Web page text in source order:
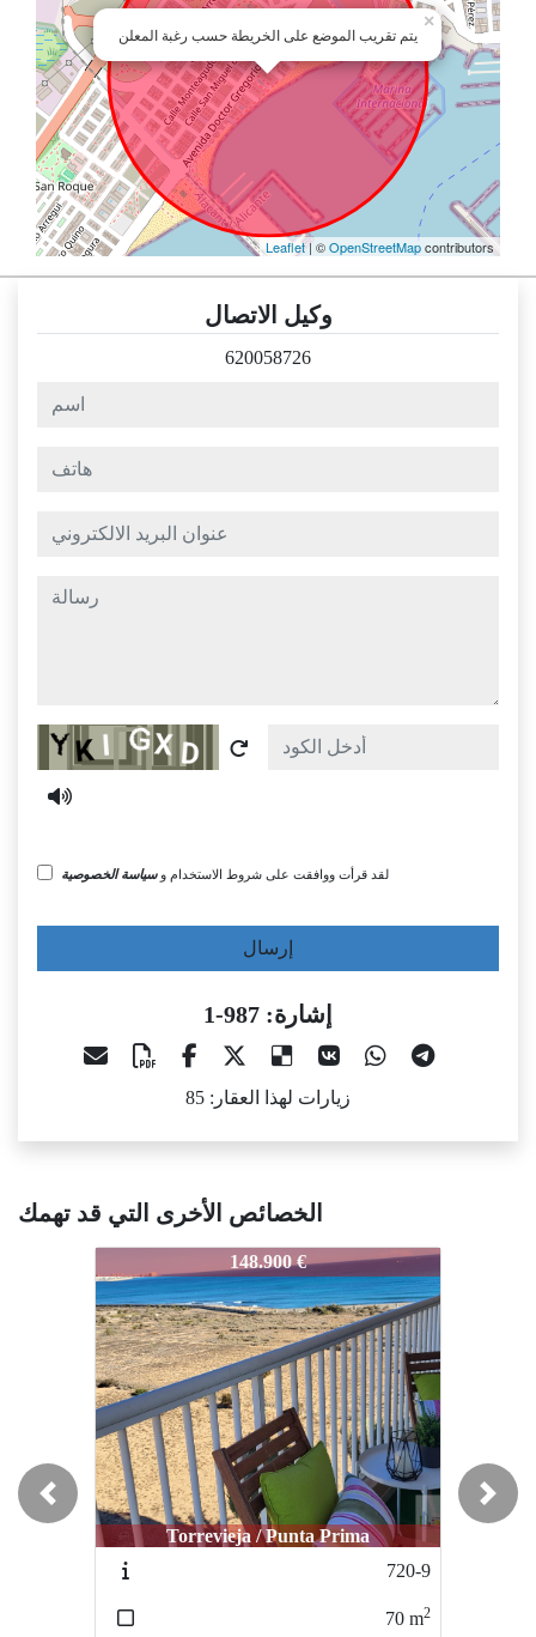
يتم تقريب الموضع على الخريطة حسب رغبة المعلن
×
Leaflet| ©OpenStreetMapcontributors
وكيل الاتصال
620058726
عنوان البريد الالكتروني
رسالة
Captcha
لقد قرأت ووافقت على شروط الاستخدام وسياسة الخصوصية
إرسال
إشارة: 987-1
زيارات لهذا العقار: 85
الخصائص الأخرى التي قد تهمك
148.900 €
Torrevieja / Punta Prima
150.000 €
Torrevieja / Punta Prima
Previous Next